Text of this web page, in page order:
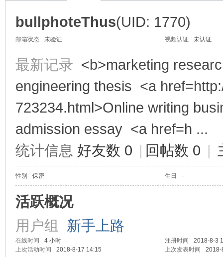
bullphoteThus(UID: 1770)
邮箱状态 未验证 视频认证 未认证
最新记录 <b>marketing
engineering thesis <a
723234.html>Online writing
admission essay <a href=h ...
统计信息 好友数 0 | 回帖数 0 |
性别 保密 生日 -
活跃概况
用户组 新手上路
在线时间 4 小时 注册时间
2018-8-3
上次活动时间
2018-8-17 14:15 上次发表时间 2018-